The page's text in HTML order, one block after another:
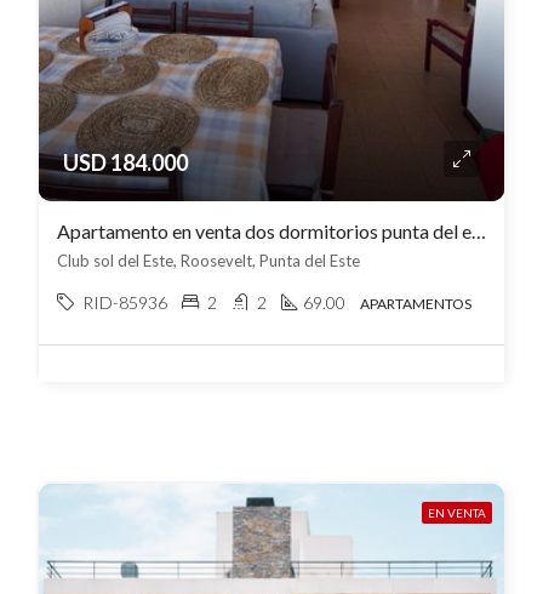
USD 184.000
Apartamento en venta dos dormitorios punta del este – Roosevelt
Club sol del Este, Roosevelt, Punta del Este
RID-85936 2 2 69.00 APARTAMENTOS
EN VENTA